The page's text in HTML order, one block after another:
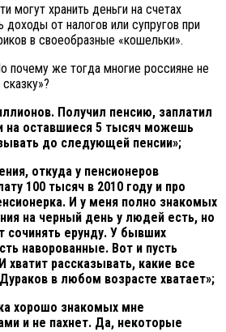
могут хранить деньги на счетах
от налогов или супругов при
в своеобразные «кошельки».
почему же тогда многие россияне не
Получил пенсию, заплатил
на оставшиеся 5 тысяч можешь
до следующей пенсии»;
откуда у пенсионеров
100 тысяч в 2010 году и про
И у меня полно знакомых
на черный день у людей есть, но
сочинять ерунду. У бывших
наворованные. Вот и пусть
рассказывать, какие все
в любом возрасте хватает»;
хорошо знакомых мне
и не пахнет. Да, некоторые